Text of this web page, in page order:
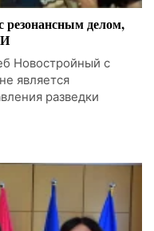
делом,
Новостройный с
является
разведки